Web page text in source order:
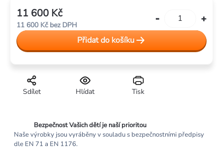
Tisk
Hlídat
Sdílet
11 600 Kč
11 600 Kč bez DPH
cena:
Přidat do košíku
Bezpečnost Vašich dětí je naší prioritou
Naše výrobky jsou vyráběny v souladu s bezpečnostními předpisy
dle EN 71 a EN 1176.